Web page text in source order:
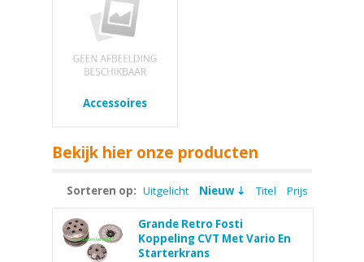
Accessoires
Bekijk hier onze producten
Sorteren op: Uitgelicht Nieuw Titel Prijs
Grande Retro Fosti
Koppeling CVT Met Vario En
Starterkrans